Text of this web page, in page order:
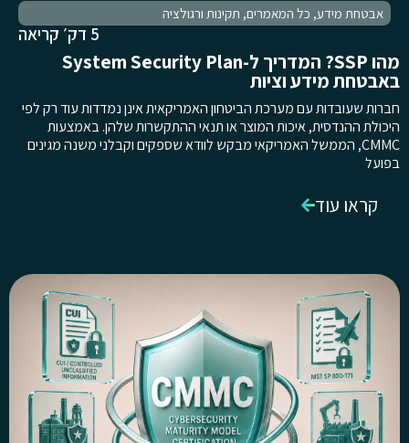
אבטחת מידע, כל המאמרים, תקינות ורגולציה
5 דק׳ קריאה
מהו SSP? המדריך ל-System Security Plan
באבטחת מידע וציות
חברות שעובדות עם מערכת הביטחון האמריקאית אינן נמדדות עוד רק לפי
היכולת ההנדסית, איכות המוצר או תנאי ההתקשרות שלהן. באמצעות
CMMC, הממשל האמריקאי מבקש לוודא שספקים וקבלני משנה מגינים
בפועל
קראו עוד